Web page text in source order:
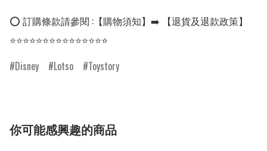
⭕ 訂購條款請參閱 :【購物須知】➡️ 【退貨及退款政策】
⭐⭐⭐⭐⭐⭐⭐⭐⭐⭐⭐⭐⭐⭐⭐
Disney
Lotso Toystory
你可能感興趣的商品